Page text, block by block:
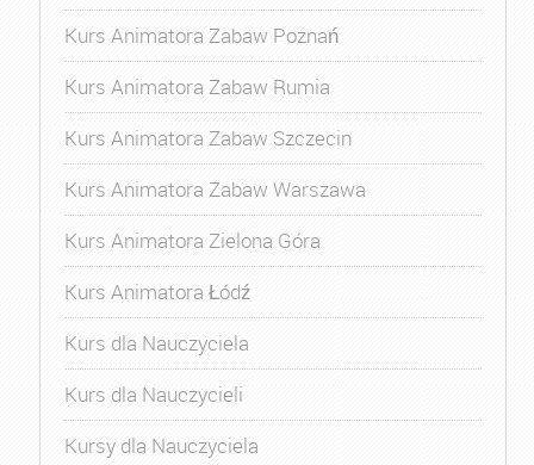
Kurs Animatora Zabaw Poznań
Kurs Animatora Zabaw Rumia
Kurs Animatora Zabaw Szczecin
Kurs Animatora Zabaw Warszawa
Kurs Animatora Zielona Góra
Kurs Animatora Łódź
Kurs dla Nauczyciela
Kurs dla Nauczycieli
Kursy dla Nauczyciela